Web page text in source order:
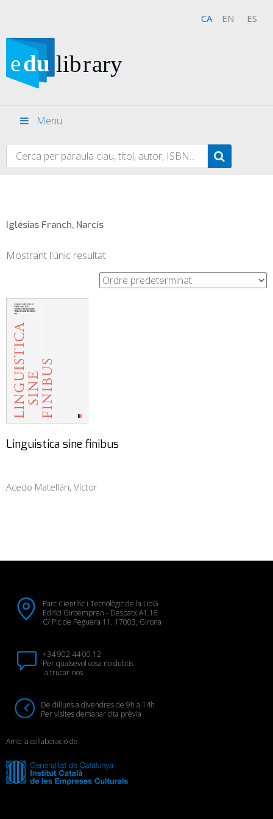
CA EN ES
Menu
Iglésias Franch, Narcís
Mostrant l'únic resultat
Linguistica sine finibus
Acedo Matellán, Víctor
Parc Científic i Tecnològic de la UdG
Edifici Giroempren - Despatx A1.18.
C/ Pic de Peguera 11. 17003, Girona
+34 902 44 00 12
Per qualsevol cosa no dubtis
a trucar-nos
De dilluns a divendres de 9h a 14h
Per visites demanar cita prèvia
Amb la col·laboració de: